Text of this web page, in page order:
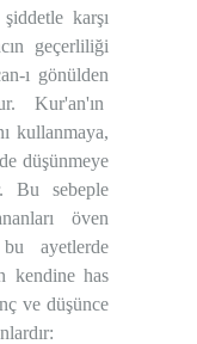
karşı
geçerliliği
ı gönülden
Kur'an'ın
kullanmaya,
düşünmeye
Bu sebeple
öven
ayetlerde
kendine has
ve düşünce